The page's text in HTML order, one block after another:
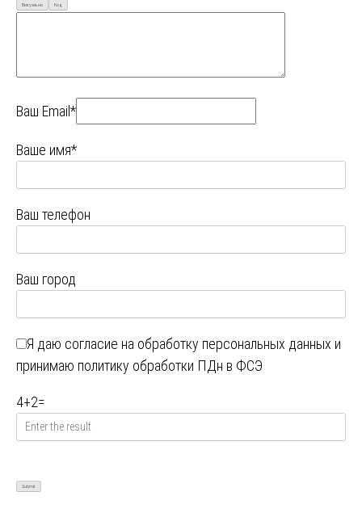
Визуально Код
Ваш Email*
Ваше имя*
Ваш телефон
Ваш город
Я даю согласие на обработку персональных данных и
принимаю политику обработки ПДн в ФСЭ
4+2=